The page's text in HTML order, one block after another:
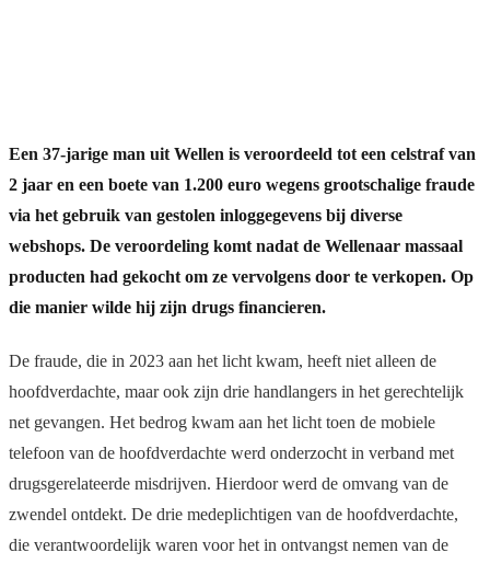
Een 37-jarige man uit Wellen is veroordeeld tot een celstraf van
2 jaar en een boete van 1.200 euro wegens grootschalige fraude
via het gebruik van gestolen inloggegevens bij diverse
webshops. De veroordeling komt nadat de Wellenaar massaal
producten had gekocht om ze vervolgens door te verkopen. Op
die manier wilde hij zijn drugs financieren.
De fraude, die in 2023 aan het licht kwam, heeft niet alleen de
hoofdverdachte, maar ook zijn drie handlangers in het gerechtelijk
net gevangen. Het bedrog kwam aan het licht toen de mobiele
telefoon van de hoofdverdachte werd onderzocht in verband met
drugsgerelateerde misdrijven. Hierdoor werd de omvang van de
zwendel ontdekt. De drie medeplichtigen van de hoofdverdachte,
die verantwoordelijk waren voor het in ontvangst nemen van de